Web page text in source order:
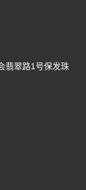
翡翠路1号保发珠